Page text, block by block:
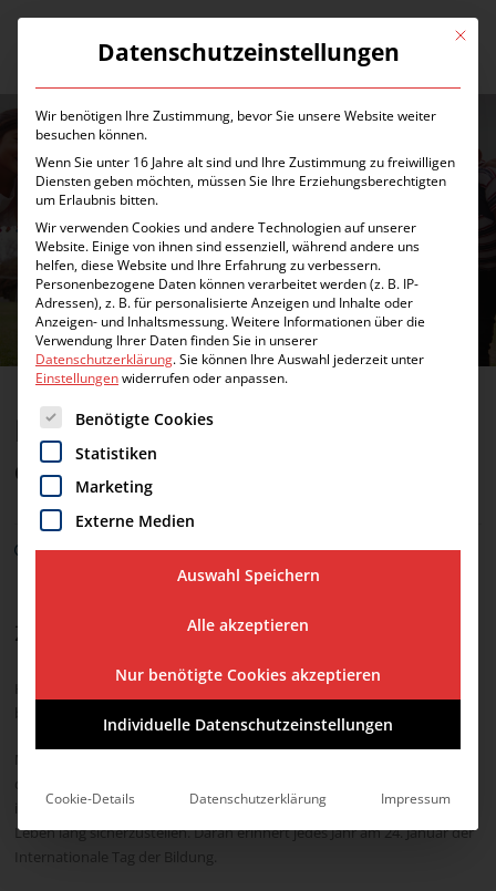
Menü
AKTUELLES
Heute ist Internationaler Tag
der Bildung
24. Januar 2025
Ziel
Hochwertige, inklusive und chancengerechte Bildung! Das ist das Ziel
Mit der Verabschiedung der Globalen Nachhaltigkeitsagenda hat sich
die Weltgemeinschaft dazu verpflichtet, bis 2030 eine hochwertige,
inklusive und chancengerechte Bildung für Menschen weltweit und ein
Leben lang sicherzustellen. Daran erinnert jedes Jahr am 24. Januar der
Internationale Tag der Bildung.
Mit
Datenschutzeinstellungen
Wir benötigen Ihre Zustimmung, bevor Sie unsere Website weiter
besuchen können.
Wenn Sie unter 16 Jahre alt sind und Ihre Zustimmung zu freiwilligen
Diensten geben möchten, müssen Sie Ihre Erziehungsberechtigten
um Erlaubnis bitten.
Wir verwenden Cookies und andere Technologien auf unserer
Website. Einige von ihnen sind essenziell, während andere uns
helfen, diese Website und Ihre Erfahrung zu verbessern.
Personenbezogene Daten können verarbeitet werden (z. B. IP-
Adressen), z. B. für personalisierte Anzeigen und Inhalte oder
Anzeigen- und Inhaltsmessung.Weitere Informationen über die
Verwendung Ihrer Daten finden Sie in unserer
Datenschutzerklärung.Sie können Ihre Auswahl jederzeit unter
Einstellungenwiderrufen oder anpassen.
Es folgt eine Liste der Service-Gruppen, für die eine Einwilligung
Benötigte Cookies
Statistiken
Marketing
Externe Medien
Auswahl Speichern
Alle akzeptieren
Nur benötigte Cookies akzeptieren
Individuelle Datenschutzeinstellungen
Cookie-Details Datenschutzerklärung Impressum